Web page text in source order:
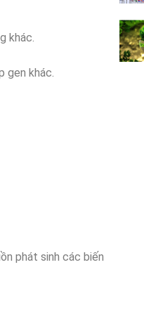
khác.
gen khác.
phát sinh các biến